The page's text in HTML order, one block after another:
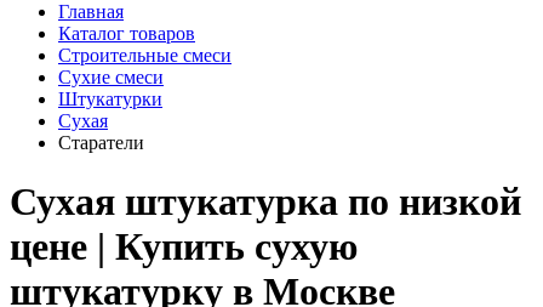
Главная
Каталог товаров
Строительные смеси
Сухие смеси
Штукатурки
Сухая
Старатели
Сухая штукатурка по низкой
цене | Купить сухую
штукатурку в Москве